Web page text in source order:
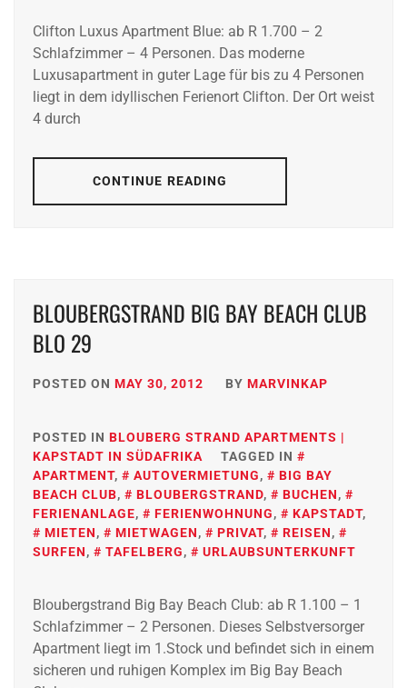
Clifton Luxus Apartment Blue: ab R 1.700 – 2
Schlafzimmer – 4 Personen. Das moderne
Luxusapartment in guter Lage für bis zu 4 Personen
liegt in dem idyllischen Ferienort Clifton. Der Ort weist
4 durch
CONTINUE READING
BLOUBERGSTRAND BIG BAY BEACH CLUB
BLO 29
POSTED ON MAY 30, 2012 BY MARVINKAP
POSTED IN BLOUBERG STRAND APARTMENTS |
KAPSTADT IN SÜDAFRIKA
TAGGED IN
APARTMENT, AUTOVERMIETUNG,
BIG BAY
BEACH CLUB, BLOUBERGSTRAND, BUCHEN,
FERIENANLAGE, FERIENWOHNUNG, KAPSTADT,
MIETEN, MIETWAGEN, PRIVAT, REISEN,
SURFEN, TAFELBERG, URLAUBSUNTERKUNFT
Bloubergstrand Big Bay Beach Club: ab R 1.100 – 1
Schlafzimmer – 2 Personen. Dieses Selbstversorger
Apartment liegt im 1.Stock und befindet sich in einem
sicheren und ruhigen Komplex im Big Bay Beach